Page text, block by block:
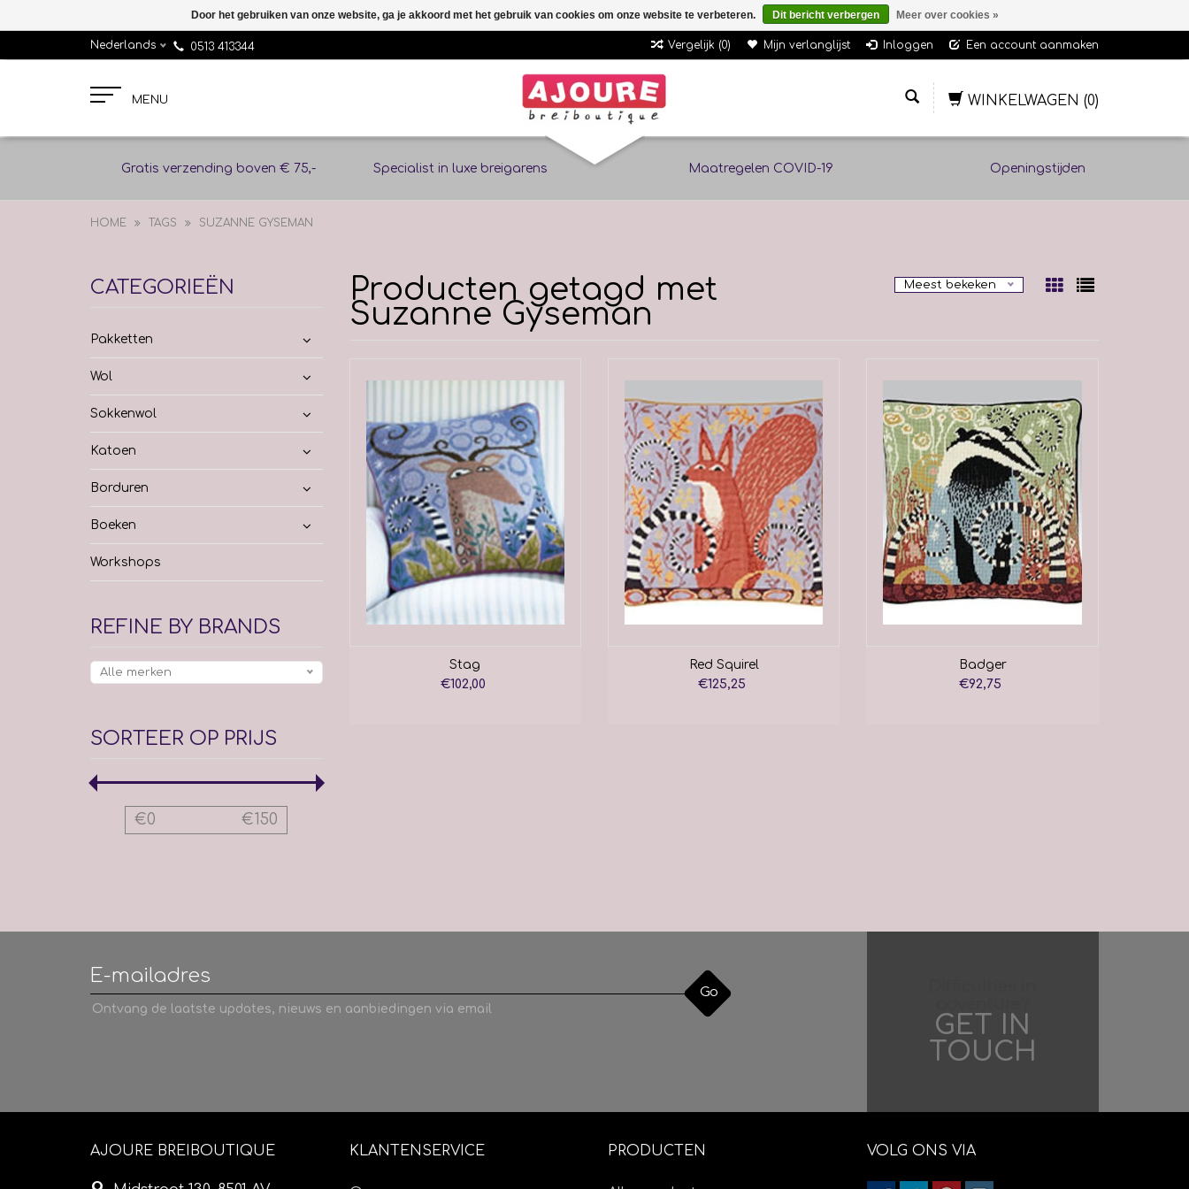
Nederlands 0513 413344 Vergelijk (0) Mijn verlanglijst Inloggen Een account aanmaken
MENU WINKELWAGEN (0)
Gratis verzending boven € 75,- Specialist in luxe breigarens Maatregelen COVID-19 Openingstijden
HOME TAGS SUZANNE GYSEMAN
CATEGORIEËN
Pakketten
Wol
Sokkenwol
Katoen
Borduren
Boeken
Workshops
REFINE BY BRANDS
Alle merken
SORTEER OP PRIJS
€0 €150
Producten getagd met
Suzanne Gyseman
Meest bekeken
Stag
€102,00
Red Squirel
€125,25
Badger
€92,75
Go
Ontvang de laatste updates, nieuws en aanbiedingen via email
GET IN
TOUCH
AJOURE BREIBOUTIQUE KLANTENSERVICE PRODUCTEN VOLG ONS VIA
Door het gebruiken van onze website, ga je akkoord met het gebruik van cookies om onze website te verbeteren. Dit bericht verbergen Meer over cookies »